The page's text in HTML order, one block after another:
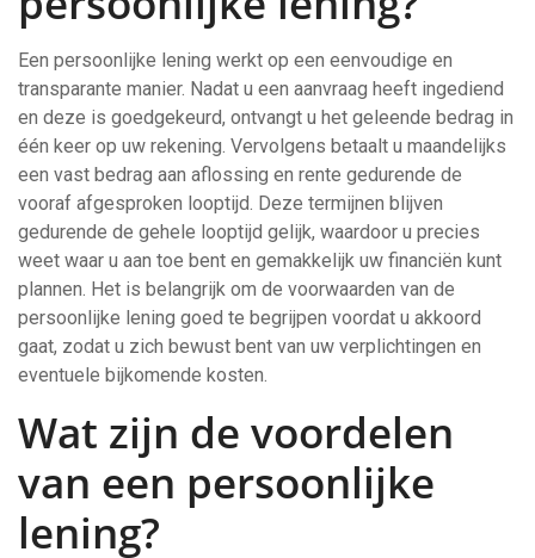
Een persoonlijke lening werkt op een eenvoudige en
transparante manier. Nadat u een aanvraag heeft ingediend
en deze is goedgekeurd, ontvangt u het geleende bedrag in
één keer op uw rekening. Vervolgens betaalt u maandelijks
een vast bedrag aan aflossing en rente gedurende de
vooraf afgesproken looptijd. Deze termijnen blijven
gedurende de gehele looptijd gelijk, waardoor u precies
weet waar u aan toe bent en gemakkelijk uw financiën kunt
plannen. Het is belangrijk om de voorwaarden van de
persoonlijke lening goed te begrijpen voordat u akkoord
gaat, zodat u zich bewust bent van uw verplichtingen en
eventuele bijkomende kosten.
Wat zijn de voordelen
van een persoonlijke
lening?